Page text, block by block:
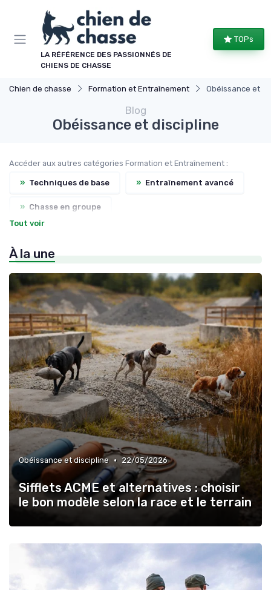
LA RÉFÉRENCE DES PASSIONNÉS DE
CHIENS DE CHASSE
TOPs
Chien de chasse Formation et Entraînement Obéissance et
Blog
Obéissance et discipline
Accéder aux autres catégories Formation et Entraînement :
» Techniques de base » Entraînement avancé
» Chasse en groupe
Tout voir
À la une
Obéissance et discipline • 22/05/2026
Sifflets ACME et alternatives : choisir
le bon modèle selon la race et le terrain
Panneau de gestion des cookies